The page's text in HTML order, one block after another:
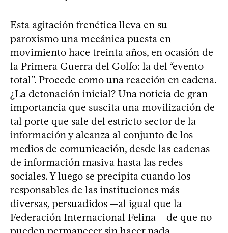
Esta agitación frenética lleva en su
paroxismo una mecánica puesta en
movimiento hace treinta años, en ocasión de
la Primera Guerra del Golfo: la del “evento
total”. Procede como una reacción en cadena.
¿La detonación inicial? Una noticia de gran
importancia que suscita una movilización de
tal porte que sale del estricto sector de la
información y alcanza al conjunto de los
medios de comunicación, desde las cadenas
de información masiva hasta las redes
sociales. Y luego se precipita cuando los
responsables de las instituciones más
diversas, persuadidos —al igual que la
Federación Internacional Felina— de que no